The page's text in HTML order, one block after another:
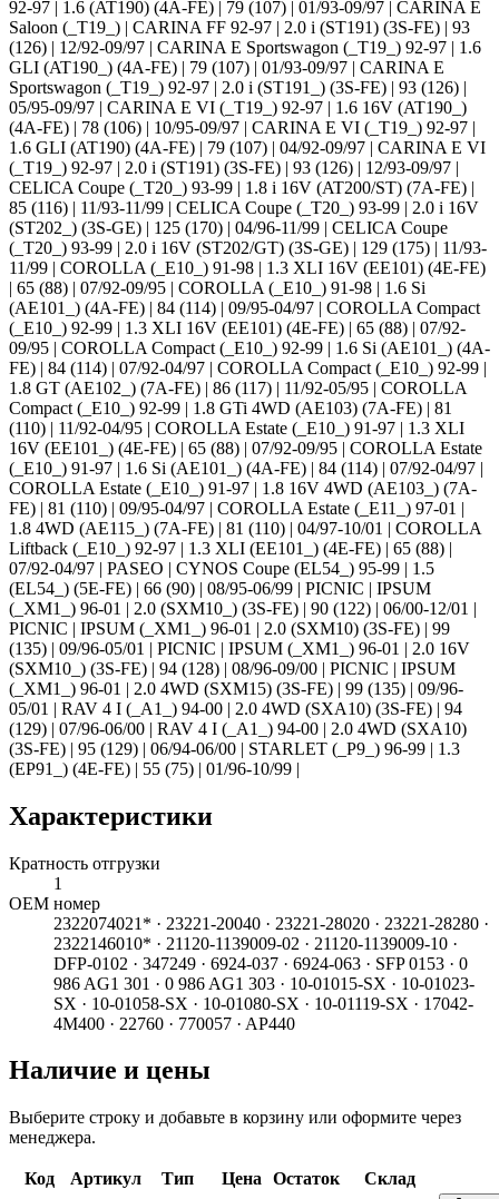
92-97 | 1.6 (AT190) (4A-FE) | 79 (107) | 01/93-09/97 | CARINA E
Saloon (_T19_) | CARINA FF 92-97 | 2.0 i (ST191) (3S-FE) | 93
(126) | 12/92-09/97 | CARINA E Sportswagon (_T19_) 92-97 | 1.6
GLI (AT190_) (4A-FE) | 79 (107) | 01/93-09/97 | CARINA E
Sportswagon (_T19_) 92-97 | 2.0 i (ST191_) (3S-FE) | 93 (126) |
05/95-09/97 | CARINA E VI (_T19_) 92-97 | 1.6 16V (AT190_)
(4A-FE) | 78 (106) | 10/95-09/97 | CARINA E VI (_T19_) 92-97 |
1.6 GLI (AT190) (4A-FE) | 79 (107) | 04/92-09/97 | CARINA E VI
(_T19_) 92-97 | 2.0 i (ST191) (3S-FE) | 93 (126) | 12/93-09/97 |
CELICA Coupe (_T20_) 93-99 | 1.8 i 16V (AT200/ST) (7A-FE) |
85 (116) | 11/93-11/99 | CELICA Coupe (_T20_) 93-99 | 2.0 i 16V
(ST202_) (3S-GE) | 125 (170) | 04/96-11/99 | CELICA Coupe
(_T20_) 93-99 | 2.0 i 16V (ST202/GT) (3S-GE) | 129 (175) | 11/93-
11/99 | COROLLA (_E10_) 91-98 | 1.3 XLI 16V (EE101) (4E-FE)
| 65 (88) | 07/92-09/95 | COROLLA (_E10_) 91-98 | 1.6 Si
(AE101_) (4A-FE) | 84 (114) | 09/95-04/97 | COROLLA Compact
(_E10_) 92-99 | 1.3 XLI 16V (EE101) (4E-FE) | 65 (88) | 07/92-
09/95 | COROLLA Compact (_E10_) 92-99 | 1.6 Si (AE101_) (4A-
FE) | 84 (114) | 07/92-04/97 | COROLLA Compact (_E10_) 92-99 |
1.8 GT (AE102_) (7A-FE) | 86 (117) | 11/92-05/95 | COROLLA
Compact (_E10_) 92-99 | 1.8 GTi 4WD (AE103) (7A-FE) | 81
(110) | 11/92-04/95 | COROLLA Estate (_E10_) 91-97 | 1.3 XLI
16V (EE101_) (4E-FE) | 65 (88) | 07/92-09/95 | COROLLA Estate
(_E10_) 91-97 | 1.6 Si (AE101_) (4A-FE) | 84 (114) | 07/92-04/97 |
COROLLA Estate (_E10_) 91-97 | 1.8 16V 4WD (AE103_) (7A-
FE) | 81 (110) | 09/95-04/97 | COROLLA Estate (_E11_) 97-01 |
1.8 4WD (AE115_) (7A-FE) | 81 (110) | 04/97-10/01 | COROLLA
Liftback (_E10_) 92-97 | 1.3 XLI (EE101_) (4E-FE) | 65 (88) |
07/92-04/97 | PASEO | CYNOS Coupe (EL54_) 95-99 | 1.5
(EL54_) (5E-FE) | 66 (90) | 08/95-06/99 | PICNIC | IPSUM
(_XM1_) 96-01 | 2.0 (SXM10_) (3S-FE) | 90 (122) | 06/00-12/01 |
PICNIC | IPSUM (_XM1_) 96-01 | 2.0 (SXM10) (3S-FE) | 99
(135) | 09/96-05/01 | PICNIC | IPSUM (_XM1_) 96-01 | 2.0 16V
(SXM10_) (3S-FE) | 94 (128) | 08/96-09/00 | PICNIC | IPSUM
(_XM1_) 96-01 | 2.0 4WD (SXM15) (3S-FE) | 99 (135) | 09/96-
05/01 | RAV 4 I (_A1_) 94-00 | 2.0 4WD (SXA10) (3S-FE) | 94
(129) | 07/96-06/00 | RAV 4 I (_A1_) 94-00 | 2.0 4WD (SXA10)
(3S-FE) | 95 (129) | 06/94-06/00 | STARLET (_P9_) 96-99 | 1.3
(EP91_) (4E-FE) | 55 (75) | 01/96-10/99 |
Характеристики
Кратность отгрузки
1
ОЕМ номер
2322074021* · 23221-20040 · 23221-28020 · 23221-28280 ·
2322146010* · 21120-1139009-02 · 21120-1139009-10 ·
DFP-0102 · 347249 · 6924-037 · 6924-063 · SFP 0153 · 0
986 AG1 301 · 0 986 AG1 303 · 10-01015-SX · 10-01023-
SX · 10-01058-SX · 10-01080-SX · 10-01119-SX · 17042-
4M400 · 22760 · 770057 · AP440
Наличие и цены
Выберите строку и добавьте в корзину или оформите через
менеджера.
Код Артикул Тип Цена Остаток
Склад